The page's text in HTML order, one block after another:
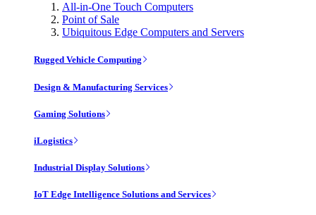
All-in-One Touch Computers
Point of Sale
Ubiquitous Edge Computers and Servers
Rugged Vehicle Computing
Design & Manufacturing Services
Gaming Solutions
iLogistics
Industrial Display Solutions
IoT Edge Intelligence Solutions and Services